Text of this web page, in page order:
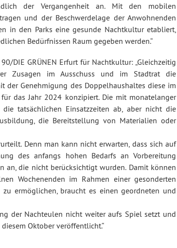
der Vergangenheit an. Mit den mobilen
und der Beschwerdelage der Anwohnenden
in den Parks eine gesunde Nachtkultur etabliert,
Bedürfnissen Raum gegeben werden.“
DIE GRÜNEN Erfurt für Nachtkultur: „Gleichzeitig
Zusagen im Ausschuss und im Stadtrat die
der Genehmigung des Doppelhaushaltes diese im
das Jahr 2024 konzipiert. Die mit monatelanger
tatsächlichen Einsatzzeiten ab, aber nicht die
die Bereitstellung von Materialien oder
Denn man kann nicht erwarten, dass sich auf
des anfangs hohen Bedarfs an Vorbereitung
an, die nicht berücksichtigt wurden. Damit können
Wochenenden im Rahmen einer gesonderten
ermöglichen, braucht es einen geordneten und
der Nachteulen nicht weiter aufs Spiel setzt und
Oktober veröffentlicht.“